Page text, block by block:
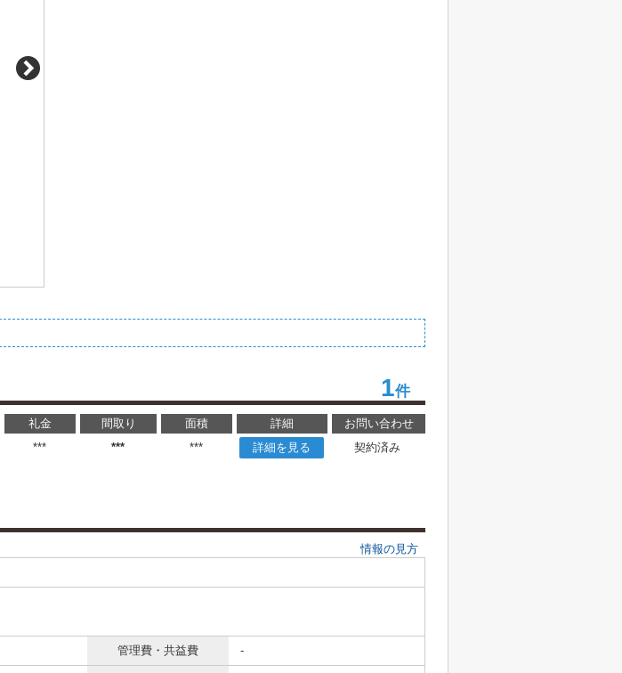
1件
礼金 間取り 面積 詳細
お問い合わせ
*** *** *** 詳細を見る
契約済み
情報の見方
管理費・共益費 -